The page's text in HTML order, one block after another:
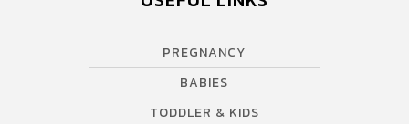
PREGNANCY
BABIES
TODDLER & KIDS